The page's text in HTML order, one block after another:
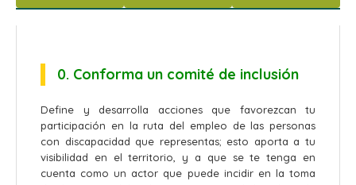
0. Conforma un comité de inclusión
Define y desarrolla acciones que favorezcan tu
participación en la ruta del empleo de las personas
con discapacidad que representas; esto aporta a tu
visibilidad en el territorio, y a que se te tenga en
cuenta como un actor que puede incidir en la toma